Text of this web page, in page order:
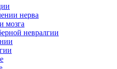
нерва
мозга
невралгии